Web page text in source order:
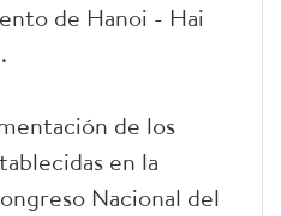
de Hanoi - Hai
de los
en la
Nacional del